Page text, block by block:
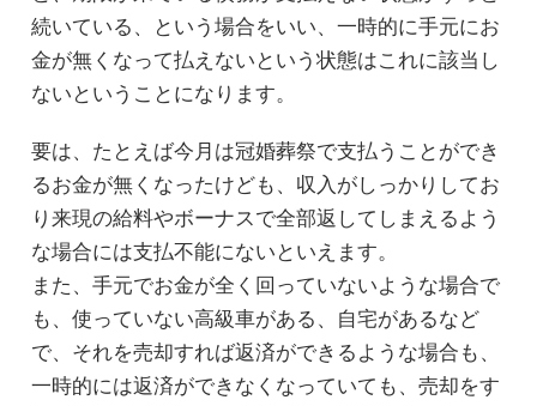
続いている、という場合をいい、一時的に手元にお
金が無くなって払えないという状態はこれに該当し
ないということになります。
要は、たとえば今月は冠婚葬祭で支払うことができ
るお金が無くなったけども、収入がしっかりしてお
り来現の給料やボーナスで全部返してしまえるよう
な場合には支払不能にないといえます。
また、手元でお金が全く回っていないような場合で
も、使っていない高級車がある、自宅があるなど
で、それを売却すれば返済ができるような場合も、
一時的には返済ができなくなっていても、売却をす